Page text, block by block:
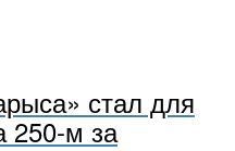
стал для
250-м за